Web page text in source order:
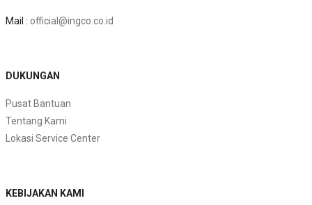
Mail : official@ingco.co.id
DUKUNGAN
Pusat Bantuan
Tentang Kami
Lokasi Service Center
KEBIJAKAN KAMI